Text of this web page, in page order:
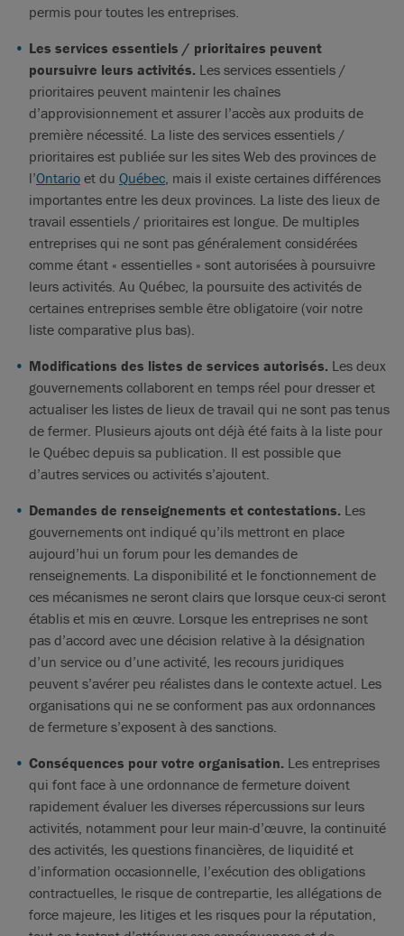
permis pour toutes les entreprises.
Les services essentiels / prioritaires peuvent
poursuivre leurs activités. Les services essentiels /
prioritaires peuvent maintenir les chaînes
d’approvisionnement et assurer l’accès aux produits de
première nécessité. La liste des services essentiels /
prioritaires est publiée sur les sites Web des provinces de
l’Ontario et du Québec, mais il existe certaines différences
importantes entre les deux provinces. La liste des lieux de
travail essentiels / prioritaires est longue. De multiples
entreprises qui ne sont pas généralement considérées
comme étant « essentielles » sont autorisées à poursuivre
leurs activités. Au Québec, la poursuite des activités de
certaines entreprises semble être obligatoire (voir notre
liste comparative plus bas).
Modifications des listes de services autorisés. Les deux
gouvernements collaborent en temps réel pour dresser et
actualiser les listes de lieux de travail qui ne sont pas tenus
de fermer. Plusieurs ajouts ont déjà été faits à la liste pour
le Québec depuis sa publication. Il est possible que
d’autres services ou activités s’ajoutent.
Demandes de renseignements et contestations. Les
gouvernements ont indiqué qu’ils mettront en place
aujourd’hui un forum pour les demandes de
renseignements. La disponibilité et le fonctionnement de
ces mécanismes ne seront clairs que lorsque ceux-ci seront
établis et mis en œuvre. Lorsque les entreprises ne sont
pas d’accord avec une décision relative à la désignation
d’un service ou d’une activité, les recours juridiques
peuvent s’avérer peu réalistes dans le contexte actuel. Les
organisations qui ne se conforment pas aux ordonnances
de fermeture s’exposent à des sanctions.
Conséquences pour votre organisation. Les entreprises
qui font face à une ordonnance de fermeture doivent
rapidement évaluer les diverses répercussions sur leurs
activités, notamment pour leur main-d’œuvre, la continuité
des activités, les questions financières, de liquidité et
d’information occasionnelle, l’exécution des obligations
contractuelles, le risque de contrepartie, les allégations de
force majeure, les litiges et les risques pour la réputation,